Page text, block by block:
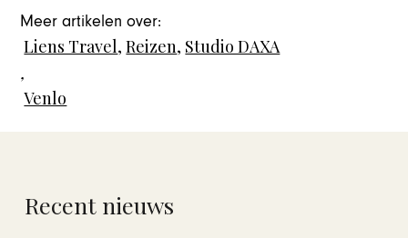
Meer artikelen over:
Liens Travel,Reizen, Studio DAXA
,
Venlo
Recent nieuws